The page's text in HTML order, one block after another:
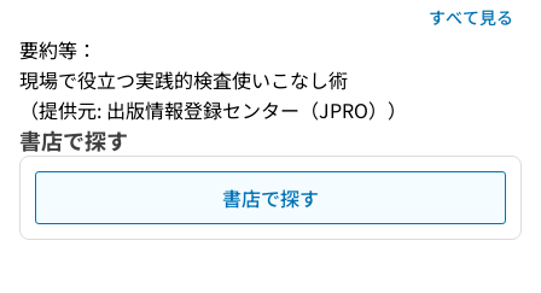
すべて見る
要約等：
現場で役立つ実践的検査使いこなし術
（提供元: 出版情報登録センター（JPRO））
書店で探す
書店で探す